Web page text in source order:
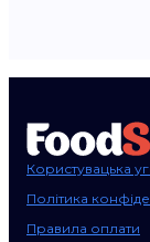
Користувацька
Політика
Правила оплати